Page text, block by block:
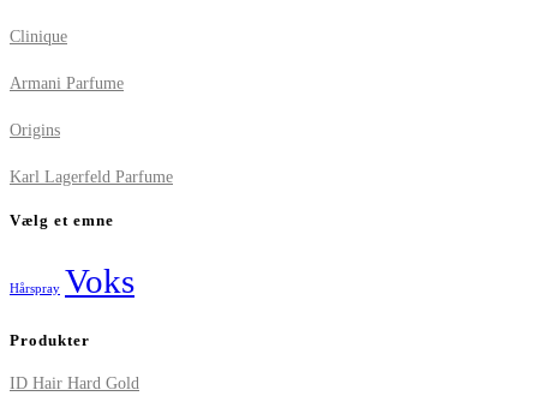
Clinique
Armani Parfume
Origins
Karl Lagerfeld Parfume
Vælg et emne
Hårspray Voks
Produkter
ID Hair Hard Gold